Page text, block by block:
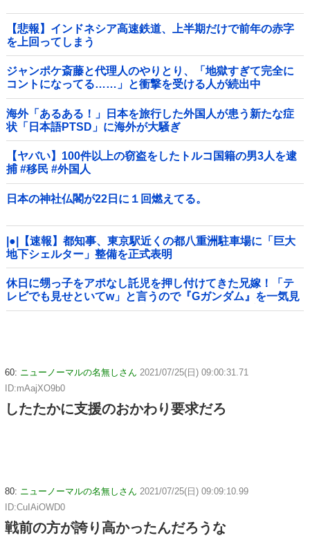
【悲報】インドネシア高速鉄道、上半期だけで前年の赤字
を上回ってしまう
wwwwwwwwwwwwwwwwwwwwwwwwwwwwwwwwwww
wwwwwwwwww他
ジャンポケ斎藤と代理人のやりとり、「地獄すぎて完全に
コントになってる……」と衝撃を受ける人が続出中
海外「あるある！」日本を旅行した外国人が患う新たな症
状「日本語PTSD」に海外が大騒ぎ
【ヤバい】100件以上の窃盗をしたトルコ国籍の男3人を逮
捕 #移民 #外国人
日本の神社仏閣が22日に１回燃えてる。
|●|【速報】都知事、東京駅近くの都八重洲駐車場に「巨大
地下シェルター」整備を正式表明
休日に甥っ子をアポなし託児を押し付けてきた兄嫁！「テ
レビでも見せといてw」と言うので『Gガンダム』を一気見
させた結果……甥っ子が重度の中二病を発症して家で大暴
60: ニューノーマルの名無しさん 2021/07/25(日) 09:00:31.71
ID:mAajXO9b0
したたかに支援のおかわり要求だろ
80: ニューノーマルの名無しさん 2021/07/25(日) 09:09:10.99
ID:CuIAiOWD0
戦前の方が誇り高かったんだろうな